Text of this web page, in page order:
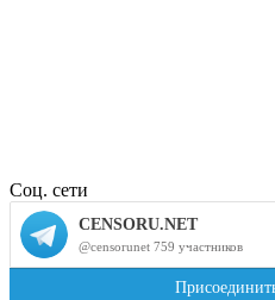
Соц. сети